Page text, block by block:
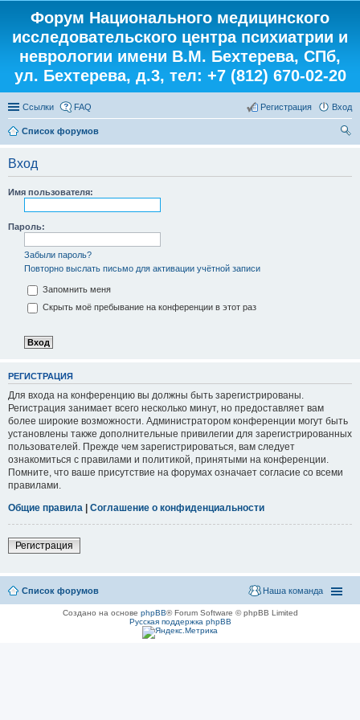
Форум Национального медицинского
исследовательского центра психиатрии и
неврологии имени В.М. Бехтерева, СПб,
ул. Бехтерева, д.3, тел: +7 (812) 670-02-20
Ссылки FAQ Вход
Регистрация
Список форумов
Вход
Имя пользователя:
Пароль:
Забыли пароль?
Повторно выслать письмо для активации учётной записи
Запомнить меня
Скрыть моё пребывание на конференции в этот раз
РЕГИСТРАЦИЯ
Для входа на конференцию вы должны быть зарегистрированы.
Регистрация занимает всего несколько минут, но предоставляет вам
более широкие возможности. Администратором конференции могут быть
установлены также дополнительные привилегии для зарегистрированных
пользователей. Прежде чем зарегистрироваться, вам следует
ознакомиться с правилами и политикой, принятыми на конференции.
Помните, что ваше присутствие на форумах означает согласие со всеми
правилами.
Общие правила | Соглашение о конфиденциальности
Регистрация
Список форумов Наша команда
Создано на основе phpBB® Forum Software © phpBB Limited
Русская поддержка phpBB